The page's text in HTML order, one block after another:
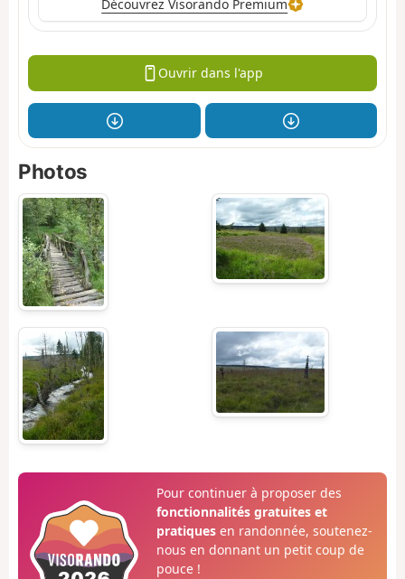
Découvrez Visorando Premium
Ouvrir dans l'app
Photos
Pour continuer à proposer des
fonctionnalités gratuites et
pratiquesen randonnée, soutenez-
nous en donnant un petit coup de
pouce !